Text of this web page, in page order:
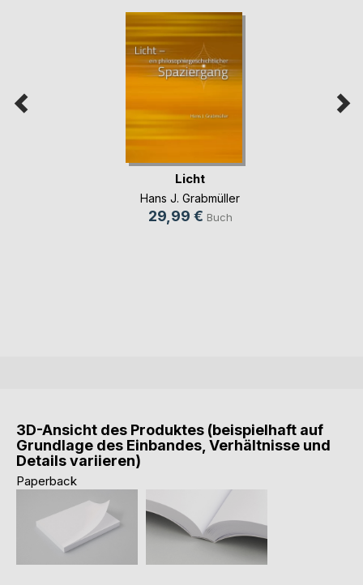
Licht
Hans J. Grabmüller
29,99 € Buch
3D-Ansicht des Produktes (beispielhaft auf
Grundlage des Einbandes, Verhältnisse und
Details variieren)
Paperback